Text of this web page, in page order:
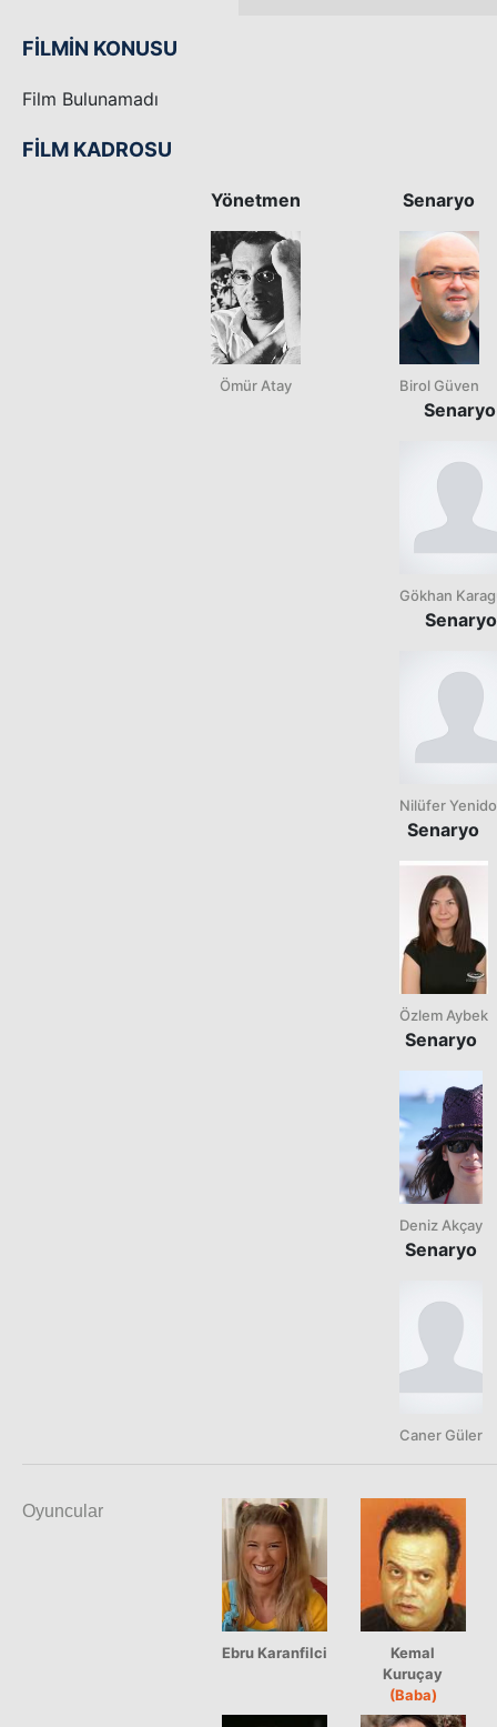
FİLMİN KONUSU
Film Bulunamadı
FİLM KADROSU
Yönetmen
Ömür Atay
Senaryo
Birol Güven
Senaryo
Gökhan
Senaryo
Nilüfer
Senaryo
Özlem Aybek
Senaryo
Deniz Akçay
Senaryo
Caner Güler
Oyuncular
Ebru Karanfilci
Kemal
Kuruçay
(Baba)